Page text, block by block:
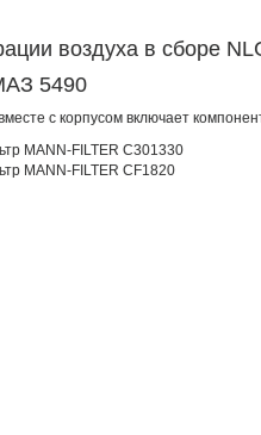
воздуха в сборе
5490
с корпусом включает
MANN-FILTER C301330
MANN-FILTER CF1820